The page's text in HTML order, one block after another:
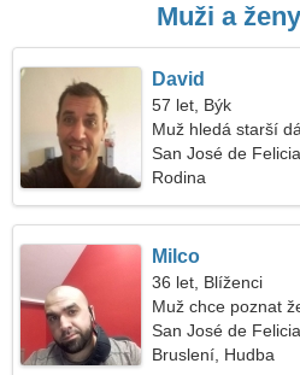
Muži a
David
57 let, Býk
Muž hledá starší
San José de
Rodina
Milco
36 let, Blíženci
Muž chce poznat
San José de
Bruslení, Hudba